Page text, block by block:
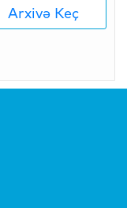
Arxivə Keç